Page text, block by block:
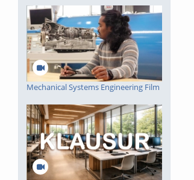
Mechanical Systems Engineering Film